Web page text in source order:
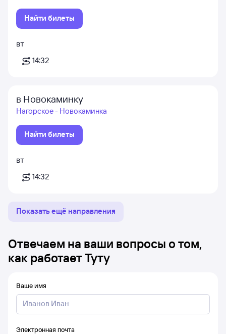
Найти билеты
вт
14:32
в Новокаминку
Нагорское - Новокаминка
Найти билеты
вт
14:32
Показать ещё направления
Отвечаем на ваши вопросы о том,
как работает Туту
Ваше имя
Электронная почта